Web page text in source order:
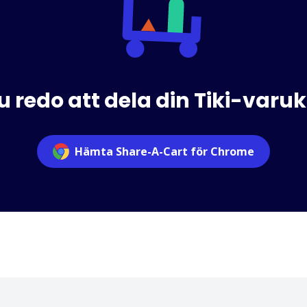
redo att dela din Tiki-
Hämta Share-A-Cart för Chrome